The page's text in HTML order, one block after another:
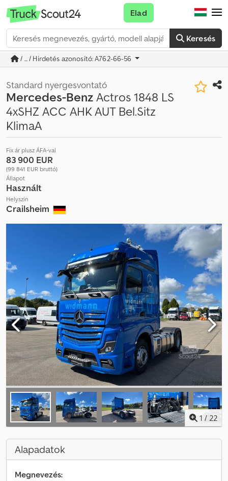
Keresés
Elad
/ ... / Hirdetés azonosító: A762-66-56
Standard nyergesvontató
Mercedes-BenzActros 1848 LS
4xSHZ ACC AHK AUT Bel.Sitz
KlimaA
Fix ár plusz ÁFA-val
83 900 EUR
(99 841 EUR bruttó)
Állapot
Használt
Helyszín
Crailsheim
1 / 22
Alapadatok
Megnevezés: